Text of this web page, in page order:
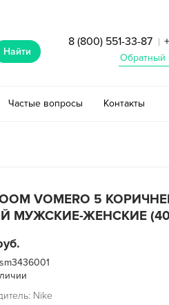
Найти
8 (800) 551-33-87 |
Обратный
Частые вопросы Контакты
VOMERO 5
МУЖСКИЕ-ЖЕНСКИЕ
sm3436001
Nike